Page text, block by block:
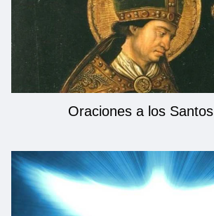
Oraciones a los Santos